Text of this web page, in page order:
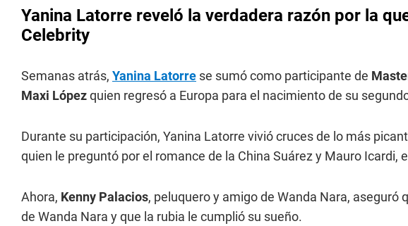
Yanina Latorre reveló la verdadera razón por la
Celebrity
Semanas atrás, Yanina Latorre se sumó como participante de
Maxi Lópezquien regresó a Europa para el nacimiento de su
Durante su participación, Yanina Latorre vivió cruces de lo más
quien le preguntó por el romance de la China Suárez y Mauro Icardi,
Ahora, Kenny Palacios, peluquero y amigo de Wanda Nara, aseguró
de Wanda Nara y que la rubia le cumplió su sueño.